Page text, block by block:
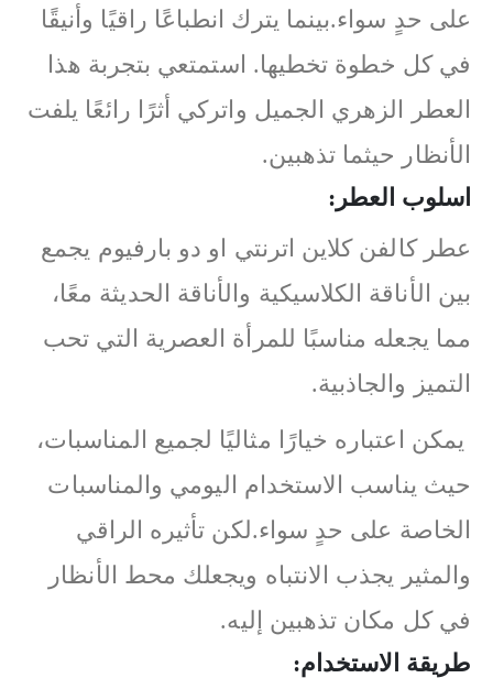
على حدٍ سواء.بينما يترك انطباعًا راقيًا وأنيقًا
في كل خطوة تخطيها. استمتعي بتجربة هذا
العطر الزهري الجميل واتركي أثرًا رائعًا يلفت
الأنظار حيثما تذهبين.
اسلوب العطر:
عطر كالفن كلاين اترنتي او دو بارفيوم يجمع
بين الأناقة الكلاسيكية والأناقة الحديثة معًا،
مما يجعله مناسبًا للمرأة العصرية التي تحب
التميز والجاذبية.
يمكن اعتباره خيارًا مثاليًا لجميع المناسبات،
حيث يناسب الاستخدام اليومي والمناسبات
الخاصة على حدٍ سواء.لكن تأثيره الراقي
والمثير يجذب الانتباه ويجعلك محط الأنظار
في كل مكان تذهبين إليه.
طريقة الاستخدام: